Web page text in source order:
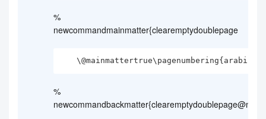
%
newcommandmainmatter{clearemptydoublepage
   \@mainmattertrue\pagenumbering{arabic}}
%